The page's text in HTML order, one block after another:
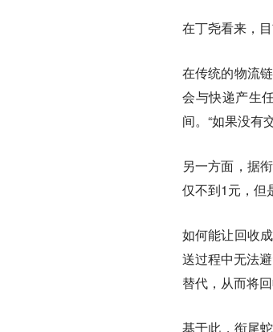
在丁尧看来，
在传统的物流
会与快递产生
间。“如果没有
另一方面，据
仅不到1元，但
如何能让回收
送过程中无法
替代，从而将
基于此，衔尾